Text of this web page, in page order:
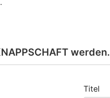
werden.
Titel